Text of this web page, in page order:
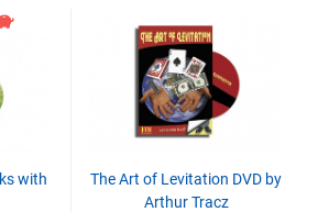
with
The Art of Levitation DVD by
Arthur Tracz